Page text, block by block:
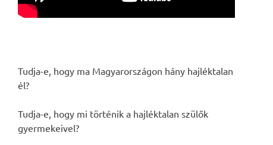
Tudja-e, hogy ma Magyarországon hány hajléktalan
él?
Tudja-e, hogy mi történik a hajléktalan szülők
gyermekeivel?